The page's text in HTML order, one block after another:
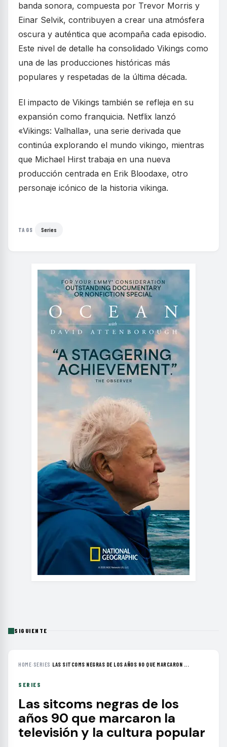
banda sonora, compuesta por Trevor Morris y
Einar Selvik, contribuyen a crear una atmósfera
oscura y auténtica que acompaña cada episodio.
Este nivel de detalle ha consolidado Vikings como
una de las producciones históricas más
populares y respetadas de la última década.
El impacto de Vikings también se refleja en su
expansión como franquicia. Netflix lanzó
«Vikings: Valhalla», una serie derivada que
continúa explorando el mundo vikingo, mientras
que Michael Hirst trabaja en una nueva
producción centrada en Erik Bloodaxe, otro
personaje icónico de la historia vikinga.
TAGS Series
SIGUIENTE
HOME› SERIES ›LAS SITCOMS NEGRAS DE LOS AÑOS 90 QUE MARCARON ...
SERIES
Las sitcoms negras de los
años 90 que marcaron la
televisión y la cultura popular